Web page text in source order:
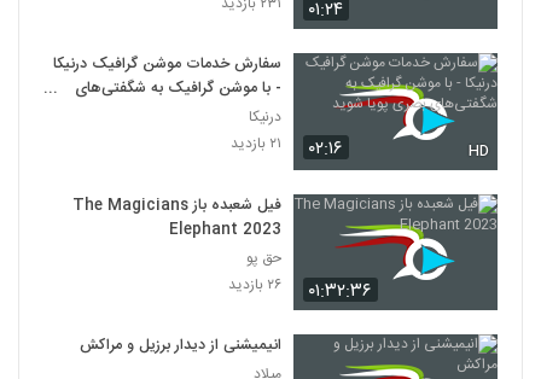
۰۱:۲۴
۰۲:۱۶ HD
سفارش خدمات موشن گرافیک درنیکا
- با موشن گرافیک به شگفتی‌های
بصری پویا شوید
درنیکا
۲۱ بازدید
۰۱:۳۲:۳۶
فیل شعبده باز The Magicians
Elephant 2023
حق پو
۲۶ بازدید
انیمیشنی از دیدار برزیل و مراکش
میلاد